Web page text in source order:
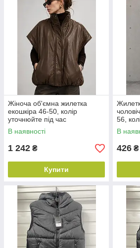
Жіноча об'ємна жилетка
екошкіра 46-50, колір
уточнюйте під час
замовлення
В наявності
1 242 ₴
Купити
56,
В
426 ₴